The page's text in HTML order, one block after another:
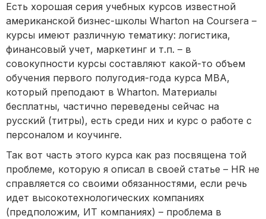
Есть хорошая серия учебных курсов известной
американской бизнес-школы Wharton на Coursera –
курсы имеют различную тематику: логистика,
финансовый учет, маркетинг и т.п. – в
совокупности курсы составляют какой-то объем
обучения первого полугодия-года курса MBA,
который преподают в Wharton. Материалы
бесплатны, частично переведены сейчас на
русский (титры), есть среди них и курс о работе с
персоналом и коучинге.
Так вот часть этого курса как раз посвящена той
проблеме, которую я описал в своей статье – HR не
справляется со своими обязанностями, если речь
идет высокотехнологических компаниях
(предположим, ИТ компаниях) – проблема в